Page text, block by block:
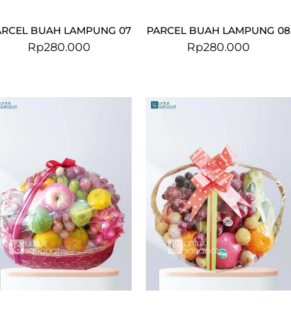
BUAH LAMPUNG 07
Rp280.000
PARCEL BUAH LAMPUNG 08
Rp280.000